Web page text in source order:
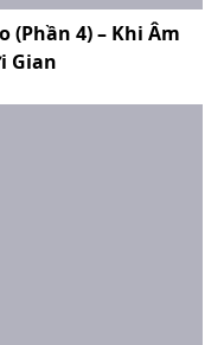
(Phần 4) – Khi Âm
Gian